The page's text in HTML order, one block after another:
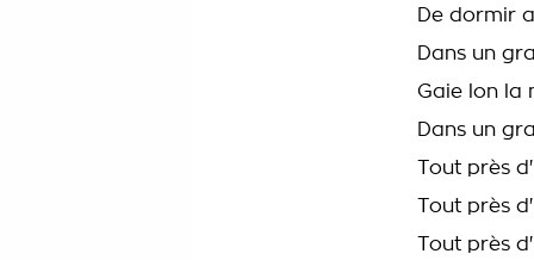
De dormir
Dans un
Gaie lon la
Dans un
Tout près
Tout près
Tout près